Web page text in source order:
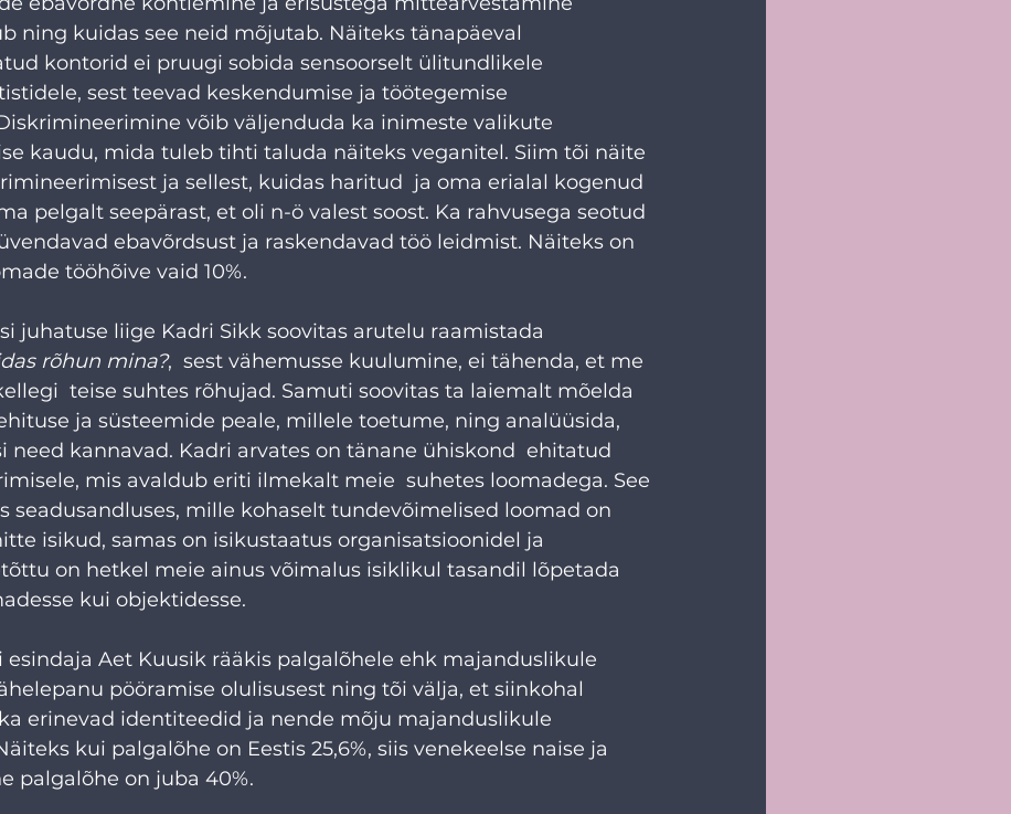
ning kuidas see neid mõjutab. Näiteks tänapäeval
kontorid ei pruugi sobida sensoorselt ülitundlikele
sest teevad keskendumise ja töötegemise
võib väljenduda ka inimeste valikute
kaudu, mida tuleb tihti taluda näiteks veganitel. Siim tõi näite
ja sellest, kuidas haritud  ja oma erialal kogenud
pelgalt seepärast, et oli n-ö valest soost. Ka rahvusega seotud
ebavõrdsust ja raskendavad töö leidmist. Näiteks on
tööhõive vaid 10%.
juhatuse liige Kadri Sikk soovitas arutelu raamistada
rõhun mina?,  sest vähemusse kuulumine, ei tähenda, et me
teise suhtes rõhujad. Samuti soovitas ta laiemalt mõelda
ja süsteemide peale, millele toetume, ning analüüsida,
need kannavad. Kadri arvates on tänane ühiskond  ehitatud
mis avaldub eriti ilmekalt meie  suhetes loomadega. See
seadusandluses, mille kohaselt tundevõimelised loomad on
isikud, samas on isikustaatus organisatsioonidel ja
on hetkel meie ainus võimalus isiklikul tasandil lõpetada
kui objektidesse.
Aet Kuusik rääkis palgalõhele ehk majanduslikule
pööramise olulisusest ning tõi välja, et siinkohal
erinevad identiteedid ja nende mõju majanduslikule
kui palgalõhe on Eestis 25,6%, siis venekeelse naise ja
palgalõhe on juba 40%.